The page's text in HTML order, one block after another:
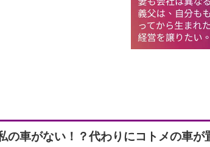
の車がない！？代わりにコトメの車